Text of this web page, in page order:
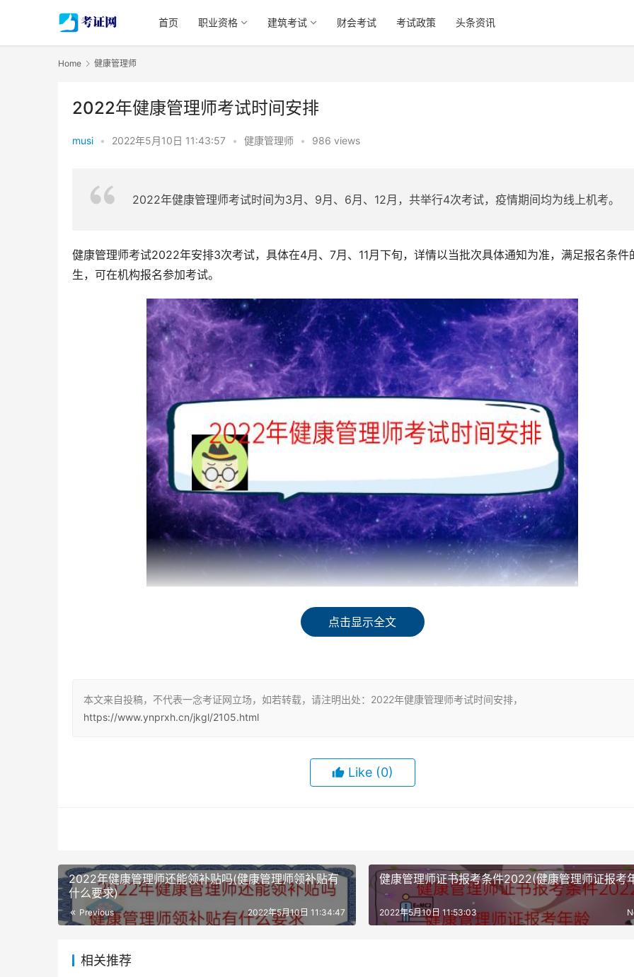
首页 职业资格 建筑考试 财会考试 考试政策 头条资讯
Home 健康管理师
2022年健康管理师考试时间安排
musi • 2022年5月10日 11:43:57 • 健康管理师 • 986 views
2022年健康管理师考试时间为3月、9月、6月、12月，共举行4次考试，疫情期间均为线上机考。
健康管理师考试2022年安排3次考试，具体在4月、7月、11月下旬，详情以当批次具体通知为准，满足报名条件
生，可在机构报名参加考试。
婴服务、保健食品、营养等行业从事健康教育、健康咨询、健康管理及相关的各界人士。招生专业共分健康管理师
高级健康管理师两个级别。
健康管理师要求大专以上学历，或从事健康及相关工作3年以上；高级健康管理师要求具有健康相关专业本科学历
或大专学历及从事健康相关工作5年以上，并取得健康管理师证书者。
新改革后，2019年是第一年度，考题和大纲相对来说会较为简单，并且全国开设考试鉴定机构有限。但随着政策
提出、健康知识的普及，健康管理师的发展道路越来越宽广，有市场、有需求，健康管理师规模必将越来越大，
预测健康管理师资格考试的难度也将逐渐地加大。
国家对健康管理师态度强调高标准、严要求，也是为了能够真正实现“健康中国”；地方卫健委的认证数据也显示出
点击显示全文
本文来自投稿，不代表一念考证网立场，如若转载，请注明出处：2022年健康管理师考试时间安排，
https://www.ynprxh.cn/jkgl/2105.html
Like (0)
2022年健康管理师还能领补贴吗(健康管理师领补贴有
什么要求)
Previous 2022年5月10日 11:34:47
健康管理师证书报考条件2022(健康管理师证报考
2022年5月10日 11:53:03
相关推荐